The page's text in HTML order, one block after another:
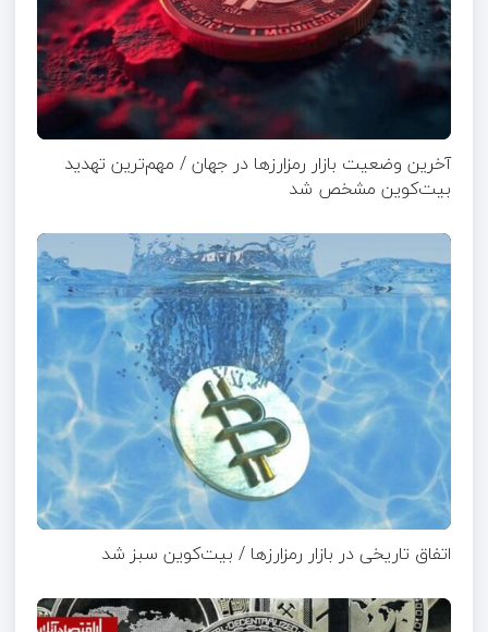
آخرین وضعیت بازار رمزارزها در جهان / مهم‌ترین تهدید
بیت‌کوین مشخص شد
اتفاق تاریخی در بازار رمزارزها / بیت‌کوین سبز شد